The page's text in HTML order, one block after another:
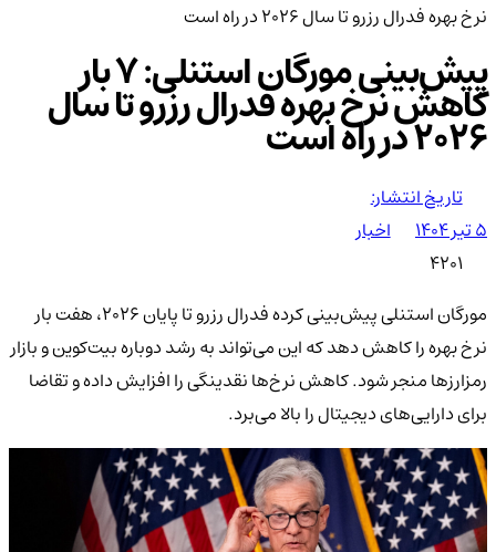
نرخ بهره فدرال رزرو تا سال ۲۰۲۶ در راه است
پیش‌بینی مورگان استنلی: ۷ بار
کاهش نرخ بهره فدرال رزرو تا سال
۲۰۲۶ در راه است
تاریخ انتشار:
۵ تیر ۱۴۰۴
اخبار
4201
مورگان استنلی پیش‌بینی کرده فدرال رزرو تا پایان ۲۰۲۶، هفت بار
نرخ بهره را کاهش دهد که این می‌تواند به رشد دوباره بیت‌کوین و بازار
رمزارزها منجر شود. کاهش نرخ‌ها نقدینگی را افزایش داده و تقاضا
برای دارایی‌های دیجیتال را بالا می‌برد.